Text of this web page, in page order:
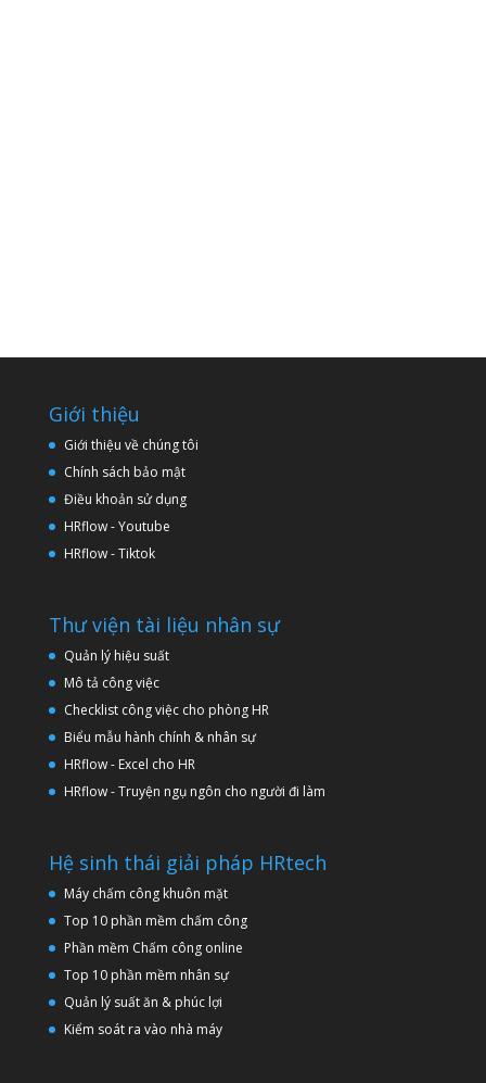
Giới thiệu
Giới thiệu về chúng tôi
Chính sách bảo mật
Điều khoản sử dụng
HRflow - Youtube
HRflow - Tiktok
Thư viện tài liệu nhân sự
Quản lý hiệu suất
Mô tả công việc
Checklist công việc cho phòng HR
Biểu mẫu hành chính & nhân sự
HRflow - Excel cho HR
HRflow - Truyện ngụ ngôn cho người đi làm
Hệ sinh thái giải pháp HRtech
Máy chấm công khuôn mặt
Top 10 phần mềm chấm công
Phần mềm Chấm công online
Top 10 phần mềm nhân sự
Quản lý suất ăn & phúc lợi
Kiểm soát ra vào nhà máy